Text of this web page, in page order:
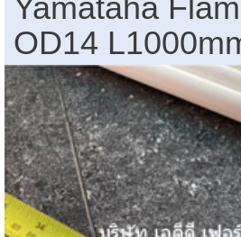
เราContact Us
Yamataha
OD14